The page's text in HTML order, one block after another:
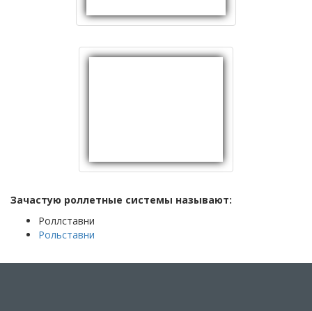
Зачастую роллетные системы называют:
Роллставни
Рольставни